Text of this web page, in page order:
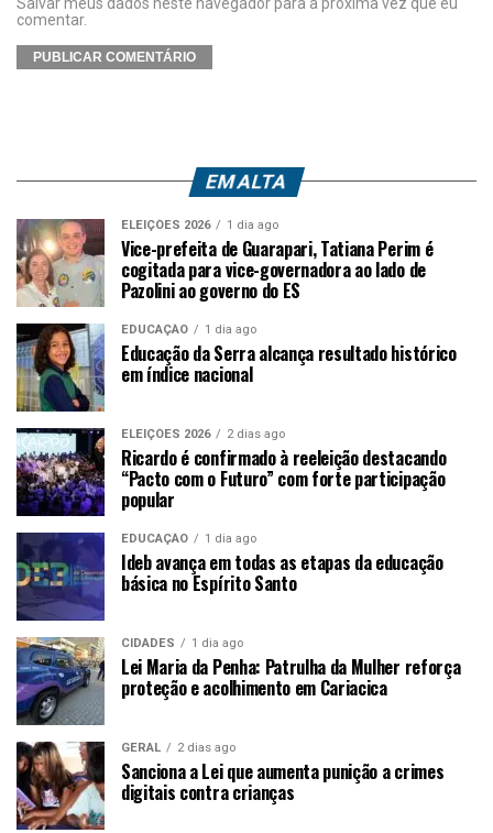
comentar.
EM ALTA
ELEIÇÕES 2026 1 dia ago
Vice-prefeita de Guarapari, Tatiana Perim é
cogitada para vice-governadora ao lado de
Pazolini ao governo do ES
EDUCAÇÃO 1 dia ago
Educação da Serra alcança resultado histórico
em índice nacional
ELEIÇÕES 2026 2 dias ago
Ricardo é confirmado à reeleição destacando
“Pacto com o Futuro” com forte participação
popular
EDUCAÇÃO 1 dia ago
Ideb avança em todas as etapas da educação
básica no Espírito Santo
CIDADES 1 dia ago
Lei Maria da Penha: Patrulha da Mulher reforça
proteção e acolhimento em Cariacica
GERAL 2 dias ago
Sanciona a Lei que aumenta punição a crimes
digitais contra crianças